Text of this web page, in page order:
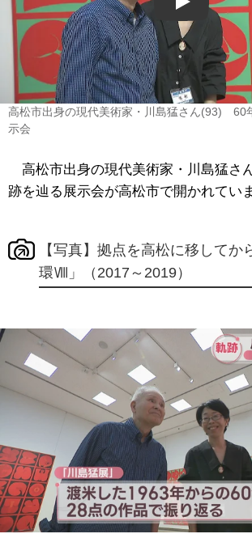
Play
高松市出身の現代美術家・川島猛さん(93) 60
示会
高松市出身の現代美術家・川島猛さ
跡を辿る展示会が高松市で開かれてい
【写真】拠点を高松に移してか
環Ⅷ」（2017～2019）